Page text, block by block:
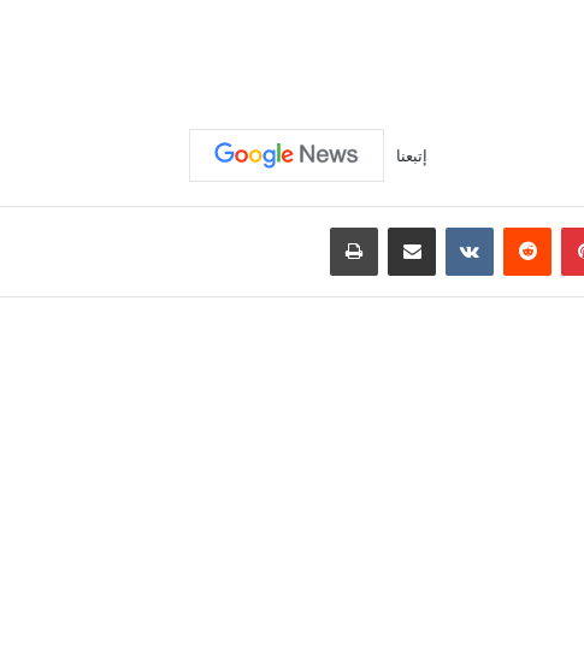
إتبعنا
بينتيريست